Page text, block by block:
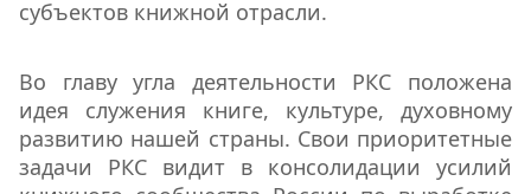
субъектов книжной отрасли.
Во главу угла деятельности РКС положена
идея служения книге, культуре, духовному
развитию нашей страны. Свои приоритетные
задачи РКС видит в консолидации усилий